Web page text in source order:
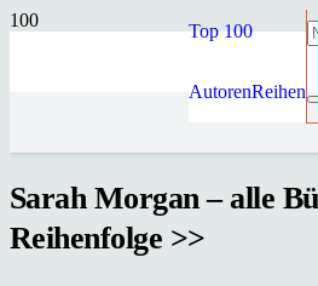
Top 100
AutorenReihen
Sarah Morgan – alle
Reihenfolge >>